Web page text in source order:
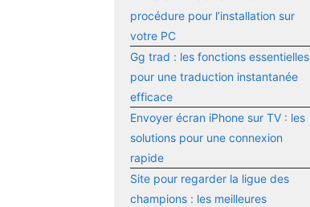
procédure pour l’installation sur
votre PC
Gg trad : les fonctions essentielles
pour une traduction instantanée
efficace
Envoyer écran iPhone sur TV : les
solutions pour une connexion
rapide
Site pour regarder la ligue des
champions : les meilleures